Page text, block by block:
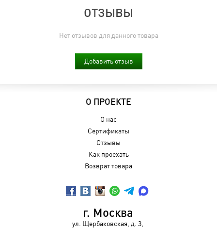
ОТЗЫВЫ
Нет отзывов для данного товара
Добавить отзыв
О ПРОЕКТЕ
О нас
Сертификаты
Отзывы
Как проехать
Возврат товара
г. Москва
ул. Щербаковская, д. 3,